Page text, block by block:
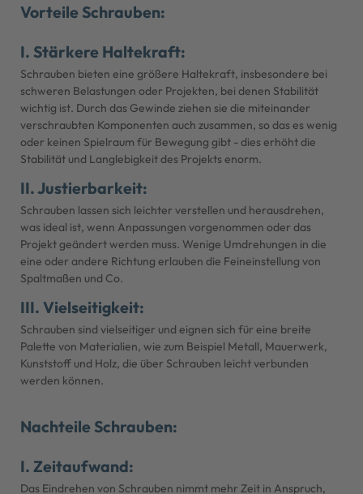
Vorteile Schrauben:
I. Stärkere Haltekraft:
Schrauben bieten eine größere Haltekraft, insbesondere bei
schweren Belastungen oder Projekten, bei denen Stabilität
wichtig ist. Durch das Gewinde ziehen sie die miteinander
verschraubten Komponenten auch zusammen, so das es wenig
oder keinen Spielraum für Bewegung gibt - dies erhöht die
Stabilität und Langlebigkeit des Projekts enorm.
II. Justierbarkeit:
Schrauben lassen sich leichter verstellen und herausdrehen,
was ideal ist, wenn Anpassungen vorgenommen oder das
Projekt geändert werden muss. Wenige Umdrehungen in die
eine oder andere Richtung erlauben die Feineinstellung von
Spaltmaßen und Co.
III. Vielseitigkeit:
Schrauben sind vielseitiger und eignen sich für eine breite
Palette von Materialien, wie zum Beispiel Metall, Mauerwerk,
Kunststoff und Holz, die über Schrauben leicht verbunden
werden können.
Nachteile Schrauben:
I. Zeitaufwand:
Das Eindrehen von Schrauben nimmt mehr Zeit in Anspruch,